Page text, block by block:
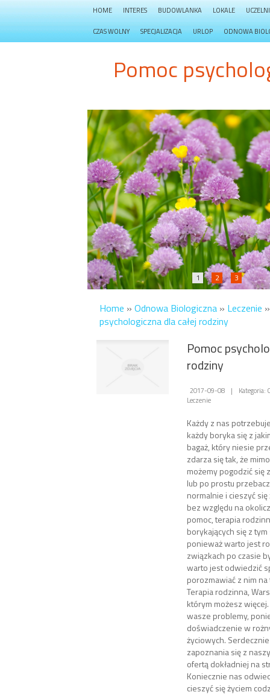
HOME INTERES BUDOWLANKA LOKALE
CZAS WOLNY SPECJALIZACJA URLOP ODNOWA
Pomoc
1 2 3
Home » Odnowa Biologiczna » Leczenie
psychologiczna dla całej rodziny
Pomoc
rodziny
2017-09-08 |
Kategoria:
Leczenie
Każdy z nas
każdy boryka się z
bagaż, który niesie
zdarza się tak, że
możemy pogodzić się
lub po prostu
normalnie i cieszyć
bez względu na
pomoc, terapia
borykających się z
ponieważ warto jest
związkach po czasie
warto jest odwiedzić
porozmawiać z nim
Terapia rodzinna,
którym możesz
wasze problemy,
doświadczenie w
życiowych.
zapoznania się z
ofertą dokładniej na
Koniecznie nas
cieszyć się życiem